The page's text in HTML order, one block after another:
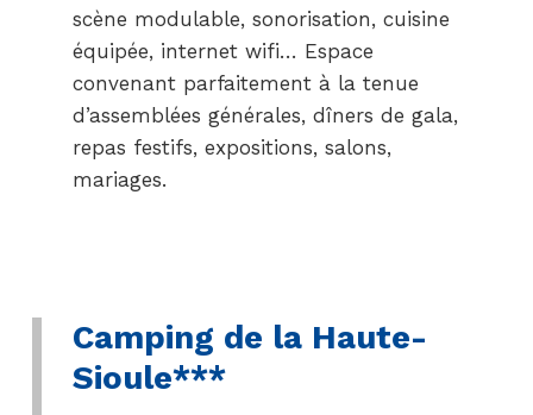
scène modulable, sonorisation, cuisine
équipée, internet wifi… Espace
convenant parfaitement à la tenue
d’assemblées générales, dîners de gala,
repas festifs, expositions, salons,
mariages.
Camping de la Haute-
Sioule***